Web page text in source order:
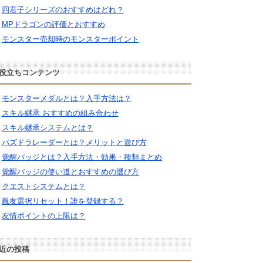
四君子シリーズのおすすめはどれ？
MPドラゴンの評価とおすすめ
モンスター売却時のモンスターポイント
立ちコンテンツ
モンスターメダルとは？入手方法は？
スキル継承 おすすめの組み合わせ
スキル継承システムとは？
パズドラレーダーとは？メリットと遊び方
覚醒バッジとは？入手方法・効果・種類まとめ
覚醒バッジの使い道とおすすめの選び方
クエストシステムとは？
親友選択リセット！誰を登録する？
友情ポイントの上限は？
の投稿